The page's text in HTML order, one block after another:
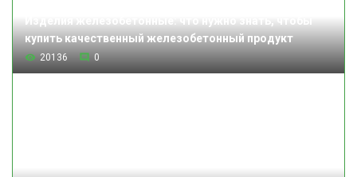
купить качественный железобетонный продукт
20136 0